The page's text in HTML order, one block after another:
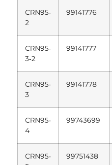
CRN95‐
2
99141776
CRN95‐
3‐2
99141777
CRN95‐
3
99141778
CRN95‐
4
99743699
CRN95‐
99751438